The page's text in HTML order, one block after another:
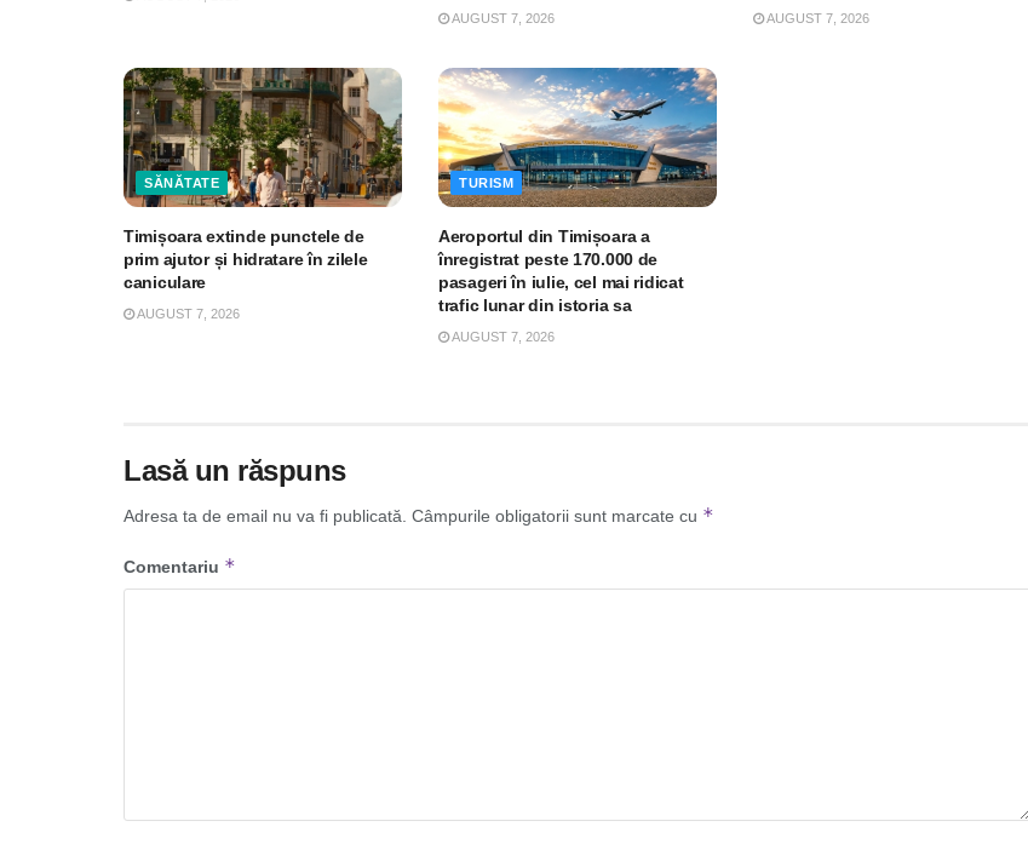
AUGUST 7, 2026 AUGUST 7, 2026
SĂNĂTATE
Timișoara extinde punctele de
prim ajutor și hidratare în zilele
caniculare
AUGUST 7, 2026
TURISM
Aeroportul din Timișoara a
înregistrat peste 170.000 de
pasageri în iulie, cel mai ridicat
trafic lunar din istoria sa
AUGUST 7, 2026
Lasă un răspuns
Adresa ta de email nu va fi publicată. Câmpurile obligatorii sunt marcate cu *
Comentariu *